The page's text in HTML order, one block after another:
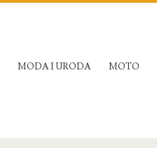
MODA I URODA MOTO